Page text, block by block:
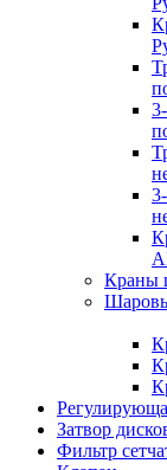
Краны
Затвор
Фильтр